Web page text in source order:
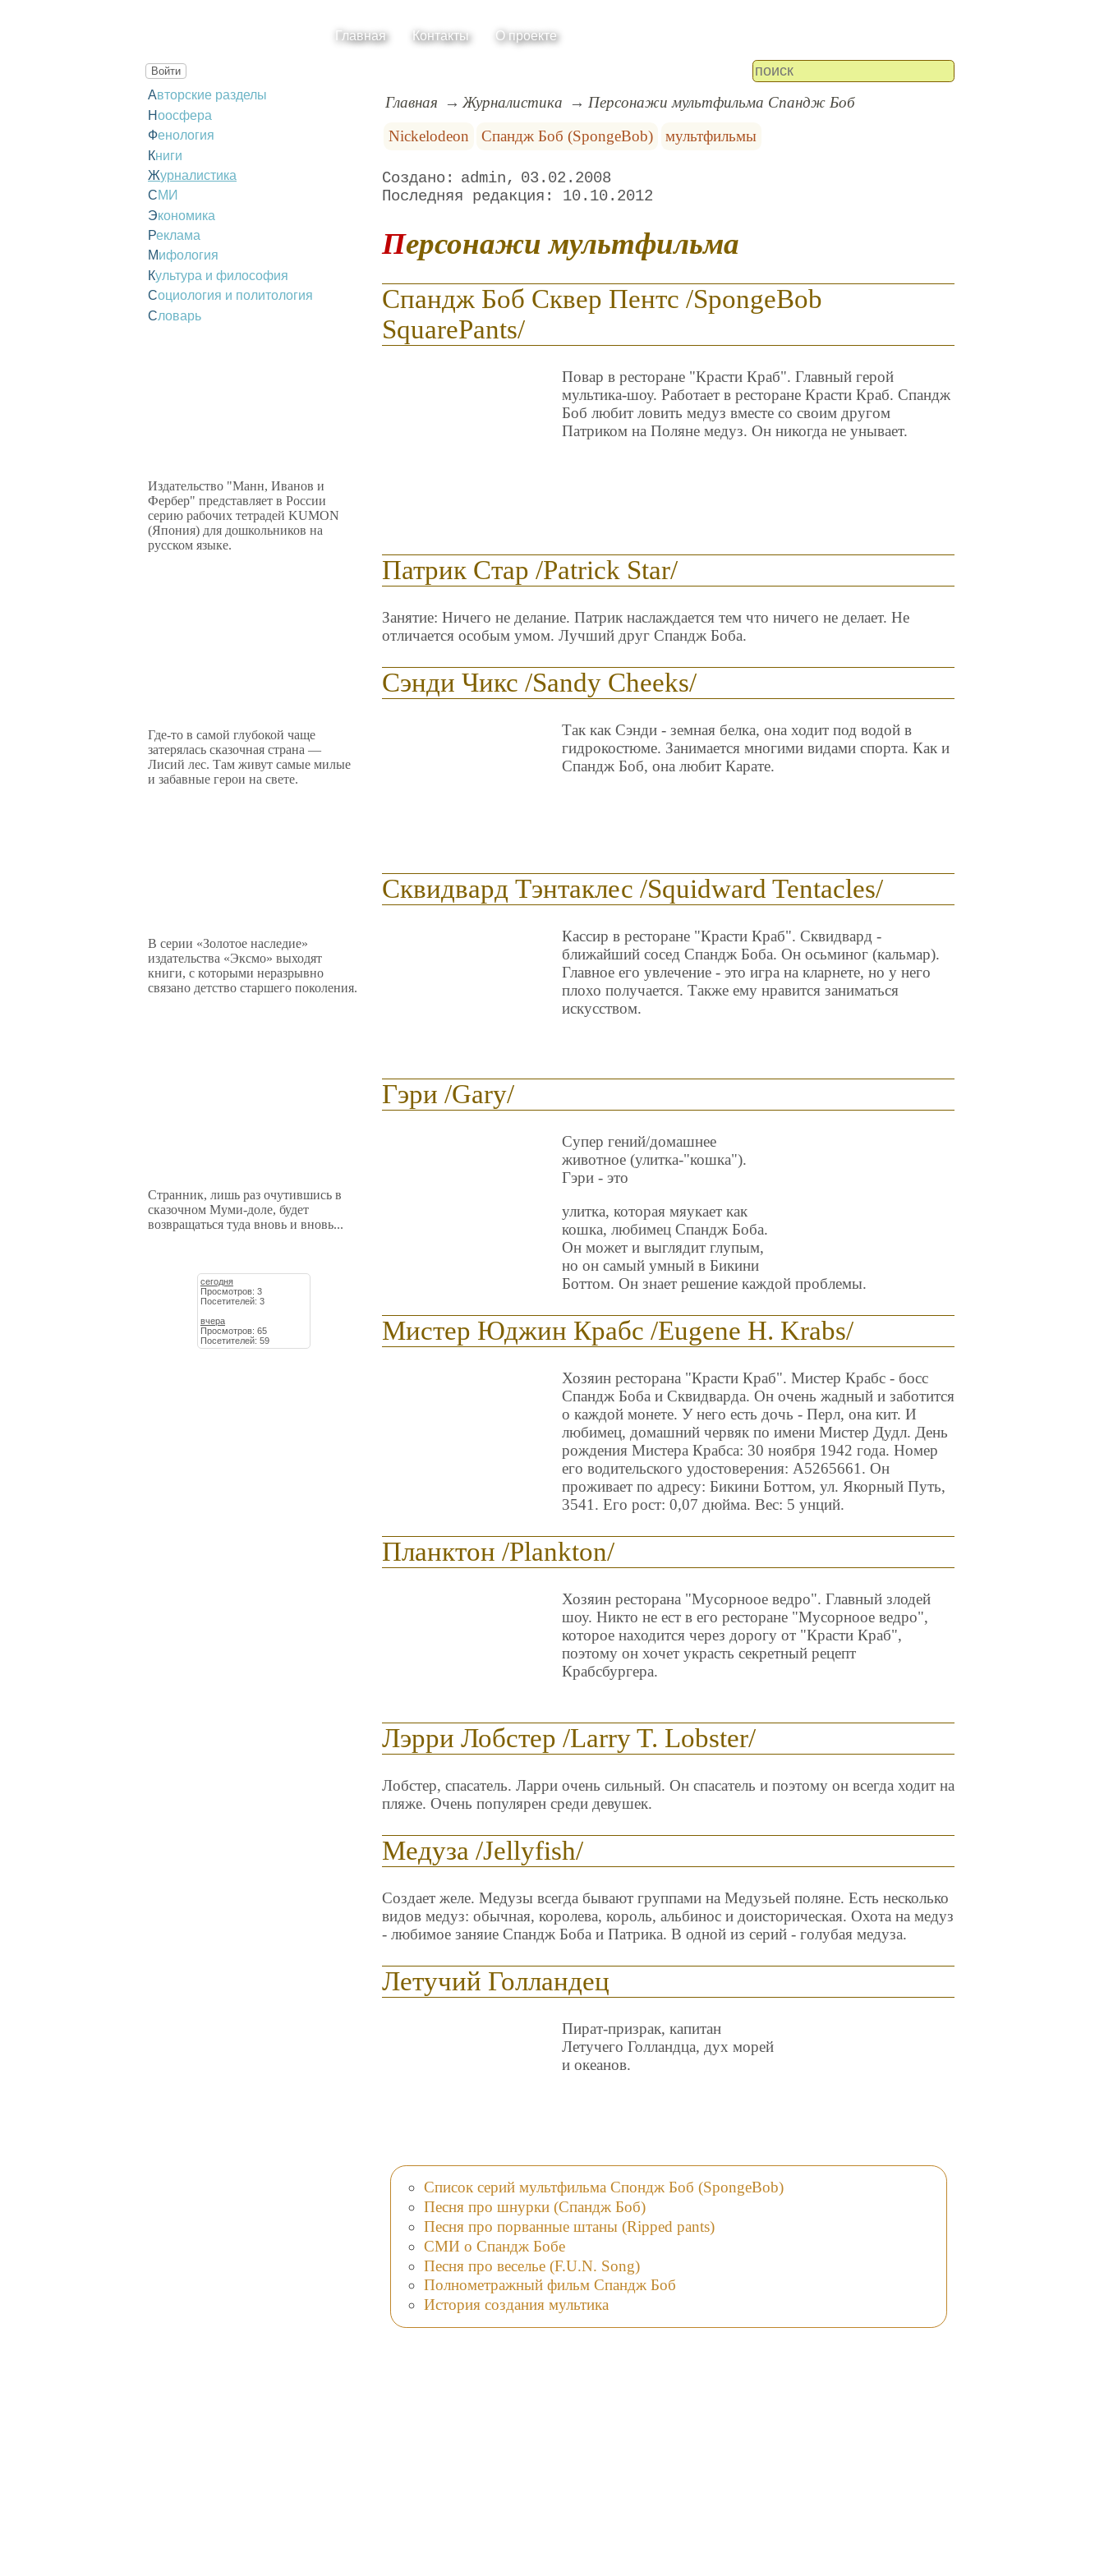
Главная Контакты О проекте
Войти
Авторские разделы
Ноосфера
Фенология
Книги
Журналистика
СМИ
Экономика
Реклама
Мифология
Культура и философия
Социология и политология
Словарь
Издательство "Манн, Иванов и
Фербер" представляет в России
серию рабочих тетрадей KUMON
(Япония) для дошкольников на
русском языке.
Где-то в самой глубокой чаще
затерялась сказочная страна —
Лисий лес. Там живут самые милые
и забавные герои на свете.
В серии «Золотое наследие»
издательства «Эксмо» выходят
книги, с которыми неразрывно
связано детство старшего поколения.
Странник, лишь раз очутившись в
сказочном Муми-доле, будет
возвращаться туда вновь и вновь...
сегодня
Просмотров: 3
Посетителей: 3
вчера
Просмотров: 65
Посетителей: 59
Главная Журналистика
Персонажи мультфильма Спандж Боб
Nickelodeon
Спандж Боб (SpongeBob) мультфильмы
admin
03.02.2008
10.10.2012
Персонажи мультфильма
Спандж Боб Сквер Пентс /SpongeBob
SquarePants/
Повар в ресторане "Красти Краб". Главный герой
мультика-шоу. Работает в ресторане Красти Краб. Спандж
Боб любит ловить медуз вместе со своим другом
Патриком на Поляне медуз. Он никогда не унывает.
Патрик Стар /Patrick Star/
Занятие: Ничего не делание. Патрик наслаждается тем что ничего не делает. Не
отличается особым умом. Лучший друг Спандж Боба.
Сэнди Чикс /Sandy Cheeks/
Так как Сэнди - земная белка, она ходит под водой в
гидрокостюме. Занимается многими видами спорта. Как и
Спандж Боб, она любит Карате.
Сквидвард Тэнтаклес /Squidward Tentacles/
Кассир в ресторане "Красти Краб". Сквидвард -
ближайший сосед Спандж Боба. Он осьминог (кальмар).
Главное его увлечение - это игра на кларнете, но у него
плохо получается. Также ему нравится заниматься
искусством.
Гэри /Gary/
Супер гений/домашнее
животное (улитка-"кошка").
Гэри - это
улитка, которая мяукает как
кошка, любимец Спандж Боба.
Он может и выглядит глупым,
но он самый умный в Бикини
Боттом. Он знает решение каждой проблемы.
Мистер Юджин Крабс /Eugene H. Krabs/
Хозяин ресторана "Красти Краб". Мистер Крабс - босс
Спандж Боба и Сквидварда. Он очень жадный и заботится
о каждой монете. У него есть дочь - Перл, она кит. И
любимец, домашний червяк по имени Мистер Дудл. День
рождения Мистера Крабса: 30 ноября 1942 года. Номер
его водительского удостоверения: A5265661. Он
проживает по адресу: Бикини Боттом, ул. Якорный Путь,
3541. Его рост: 0,07 дюйма. Вес: 5 унций.
Планктон /Plankton/
Хозяин ресторана "Мусорноое ведро". Главный злодей
шоу. Никто не ест в его ресторане "Мусорноое ведро",
которое находится через дорогу от "Красти Краб",
поэтому он хочет украсть секретный рецепт
Крабсбургера.
Лэрри Лобстер /Larry T. Lobster/
Лобстер, спасатель. Ларри очень сильный. Он спасатель и поэтому он всегда ходит на
пляже. Очень популярен среди девушек.
Медуза /Jellyfish/
Создает желе. Медузы всегда бывают группами на Медузьей поляне. Есть несколько
видов медуз: обычная, королева, король, альбинос и доисторическая. Охота на медуз
- любимое заняие Спандж Боба и Патрика. В одной из серий - голубая медуза.
Летучий Голландец
Пират-призрак, капитан
Летучего Голландца, дух морей
и океанов.
Список серий мультфильма Спондж Боб (SpongeBob)
Песня про шнурки (Спандж Боб)
Песня про порванные штаны (Ripped pants)
СМИ о Спандж Бобе
Песня про веселье (F.U.N. Song)
Полнометражный фильм Спандж Боб
История создания мультика